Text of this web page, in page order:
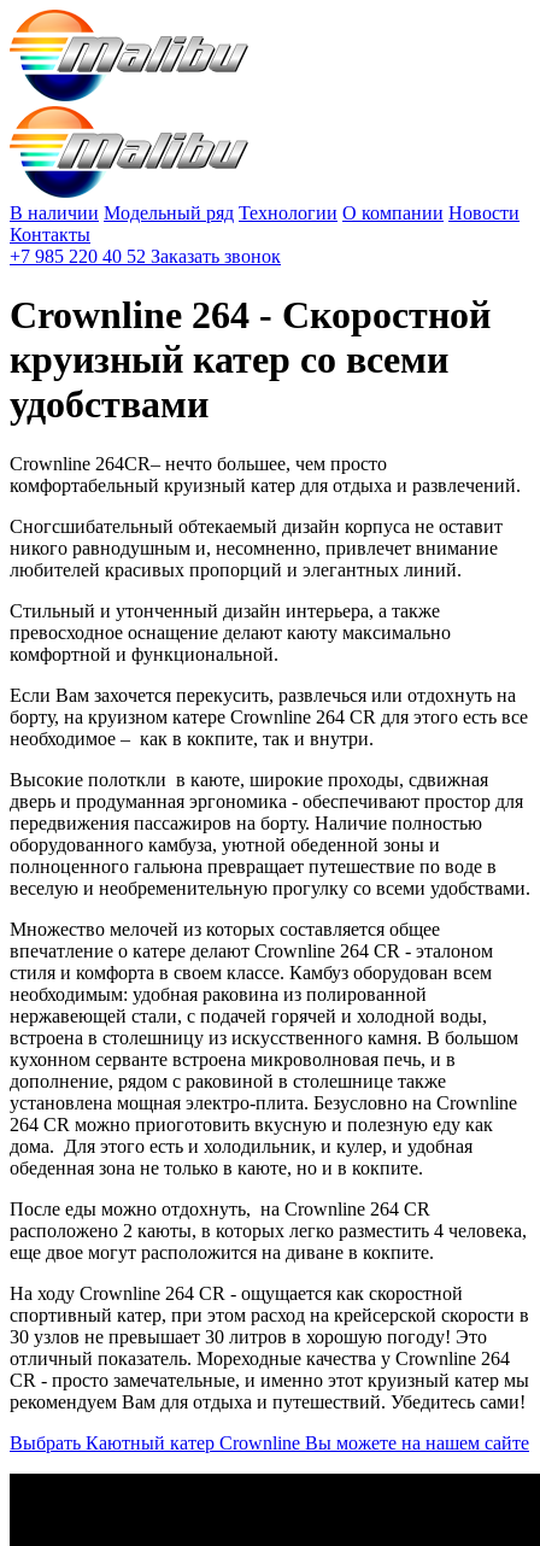
В наличии Модельный ряд Технологии О компании Новости
Контакты
+7 985 220 40 52 Заказать звонок
Crownline 264 - Скоростной
круизный катер со всеми
удобствами
Crownline 264CR– нечто большее, чем просто
комфортабельный круизный катер для отдыха и развлечений.
Сногсшибательный обтекаемый дизайн корпуса не оставит
никого равнодушным и, несомненно, привлечет внимание
любителей красивых пропорций и элегантных линий.
Стильный и утонченный дизайн интерьера, а также
превосходное оснащение делают каюту максимально
комфортной и функциональной.
Если Вам захочется перекусить, развлечься или отдохнуть на
борту, на круизном катере Crownline 264 CR для этого есть все
необходимое – как в кокпите, так и внутри.
Высокие полоткли в каюте, широкие проходы, сдвижная
дверь и продуманная эргономика - обеспечивают простор для
передвижения пассажиров на борту. Наличие полностью
оборудованного камбуза, уютной обеденной зоны и
полноценного гальюна превращает путешествие по воде в
веселую и необременительную прогулку со всеми удобствами.
Множество мелочей из которых составляется общее
впечатление о катере делают Crownline 264 CR - эталоном
стиля и комфорта в своем классе. Камбуз оборудован всем
необходимым: удобная раковина из полированной
нержавеющей стали, с подачей горячей и холодной воды,
встроена в столешницу из искусственного камня. В большом
кухонном серванте встроена микроволновая печь, и в
дополнение, рядом с раковиной в столешнице также
установлена мощная электро-плита. Безусловно на Crownline
264 CR можно приоготовить вкусную и полезную еду как
дома. Для этого есть и холодильник, и кулер, и удобная
обеденная зона не только в каюте, но и в кокпите.
После еды можно отдохнуть, на Crownline 264 CR
расположено 2 каюты, в которых легко разместить 4 человека,
еще двое могут расположится на диване в кокпите.
На ходу Crownline 264 CR - ощущается как скоростной
спортивный катер, при этом расход на крейсерской скорости в
30 узлов не превышает 30 литров в хорошую погоду! Это
отличный показатель. Мореходные качества у Crownline 264
CR - просто замечательные, и именно этот круизный катер мы
рекомендуем Вам для отдыха и путешествий. Убедитесь сами!
Выбрать Каютный катер Crownline Вы можете на нашем сайте